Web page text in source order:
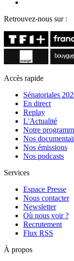
Retrouvez-nous sur :
Accès rapide
Sénatoriales
En direct
Replay
L'Actualité
Notre
Nos
Nos émissions
Nos podcasts
Services
Espace Presse
Nous contacter
Newsletter
Où nous voir ?
Recrutement
Flux RSS
À propos